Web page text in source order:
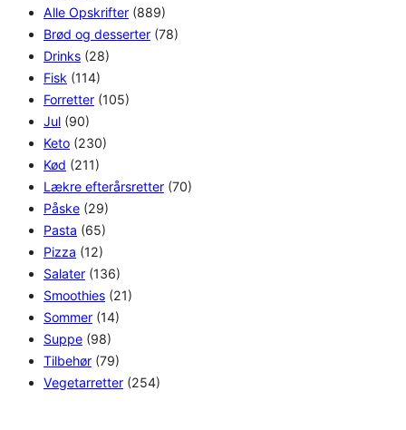
Alle Opskrifter (889)
Brød og desserter (78)
Drinks (28)
Fisk (114)
Forretter (105)
Jul (90)
Keto (230)
Kød (211)
Lækre efterårsretter (70)
Påske (29)
Pasta (65)
Pizza (12)
Salater (136)
Smoothies (21)
Sommer (14)
Suppe (98)
Tilbehør (79)
Vegetarretter (254)